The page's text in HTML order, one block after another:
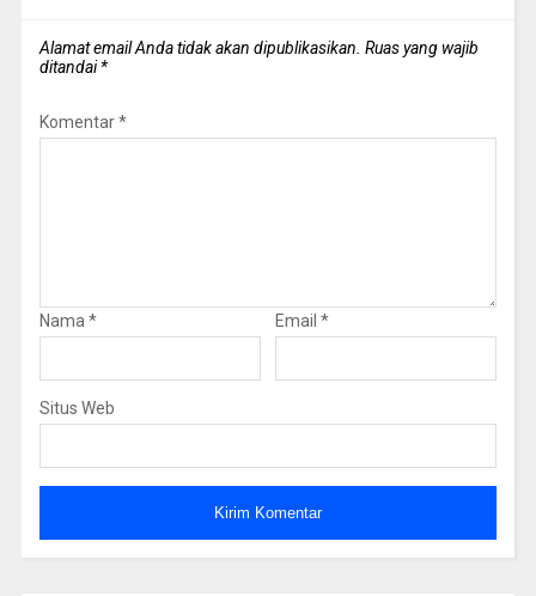
Alamat email Anda tidak akan dipublikasikan. Ruas yang wajib
ditandai*
Komentar*
Nama * Email *
Situs Web